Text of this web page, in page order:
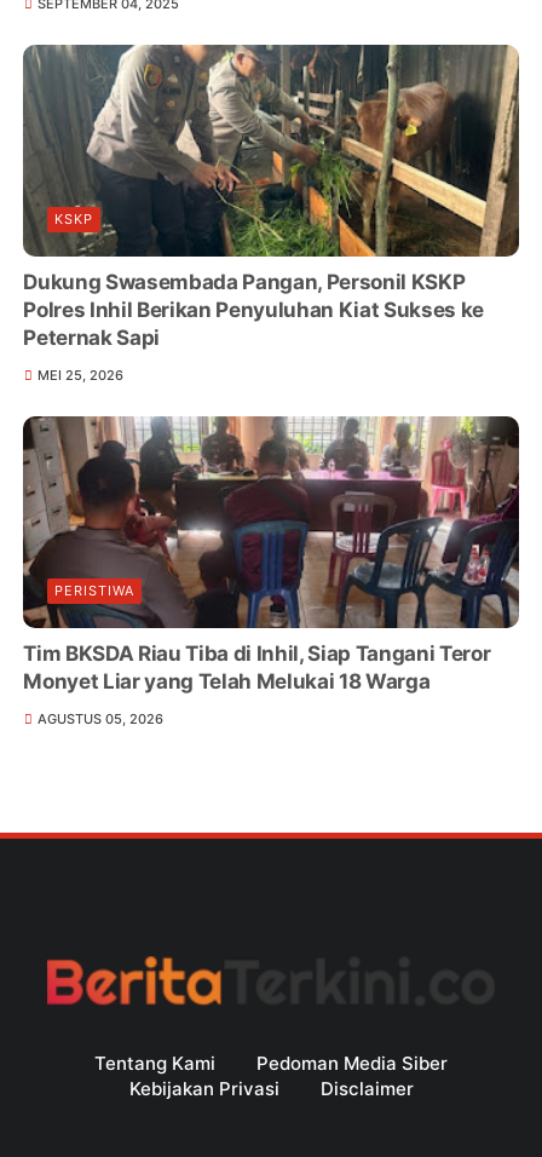
SEPTEMBER 04, 2025
KSKP
Dukung Swasembada Pangan, Personil KSKP
Polres Inhil Berikan Penyuluhan Kiat Sukses ke
Peternak Sapi
MEI 25, 2026
PERISTIWA
Tim BKSDA Riau Tiba di Inhil, Siap Tangani Teror
Monyet Liar yang Telah Melukai 18 Warga
AGUSTUS 05, 2026
Tentang Kami
Pedoman Media Siber
Kebijakan Privasi
Disclaimer